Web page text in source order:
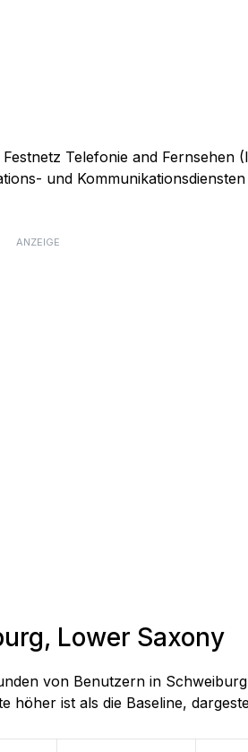
Telefonie and Fernsehen
und
ANZEIGE
Lower Saxony
von Benutzern in
ist als die Baseline,